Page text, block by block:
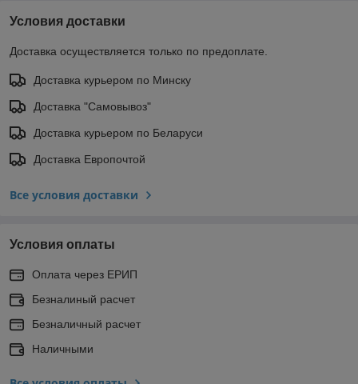
Условия доставки
Доставка осуществляется только по предоплате.
Доставка курьером по Минску
Доставка "Самовывоз"
Доставка курьером по Беларуси
Доставка Европочтой
Все условия доставки
Условия оплаты
Оплата через ЕРИП
Безналиный расчет
Безналичный расчет
Наличными